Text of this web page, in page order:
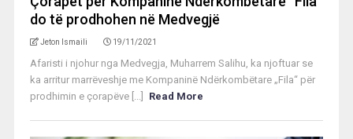
do të prodhohen në Medvegjë
Jeton Ismaili 19/11/2021
Afaristi i njohur nga Medvegja, Muharrem Salihu, ka njoftuar se
ka arritur marrëveshje me Kompaninë Ndërkombëtare „Fila“ për
prodhimin e çorapëve [...]
Read More